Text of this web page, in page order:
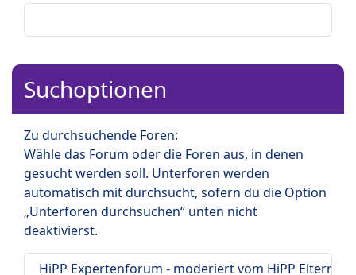
Suchoptionen
Zu durchsuchende Foren:
Wähle das Forum oder die Foren aus, in denen
gesucht werden soll. Unterforen werden
automatisch mit durchsucht, sofern du die Option
„Unterforen durchsuchen“ unten nicht
deaktivierst.